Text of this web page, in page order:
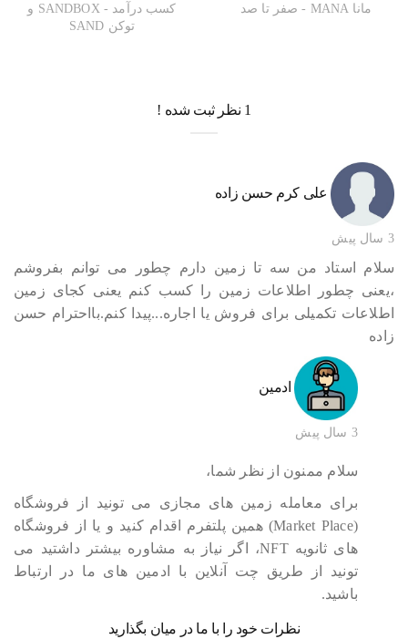
کسب درآمد - SANDBOX و
توکن SAND
مانا MANA - صفر تا صد
1 نظر ثبت شده !
علی کرم حسن زاده
3 سال پیش
سلام استاد من سه تا زمین دارم چطور می توانم بفروشم
،یعنی چطور اطلاعات زمین را کسب کنم یعنی کجای زمین
اطلاعات تکمیلی برای فروش يا اجاره...پیدا کنم.بااحترام حسن
زاده
ادمین
3 سال پیش
سلام ممنون از نظر شما،
برای معامله زمین های مجازی می تونید از فروشگاه
(Market Place) همین پلتفرم اقدام کنید و یا از فروشگاه
های ثانویه NFT، اگر نیاز به مشاوره بیشتر داشتید می
تونید از طریق چت آنلاین با ادمین های ما در ارتباط
باشید.
نظرات خود را با ما در میان بگذارید